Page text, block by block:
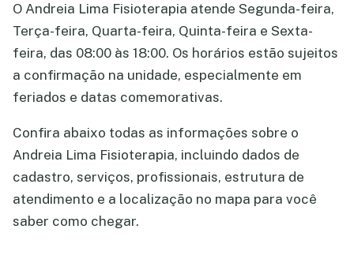
O Andreia Lima Fisioterapia atende Segunda-feira,
Terça-feira, Quarta-feira, Quinta-feira e Sexta-
feira, das 08:00 às 18:00. Os horários estão sujeitos
a confirmação na unidade, especialmente em
feriados e datas comemorativas.
Confira abaixo todas as informações sobre o
Andreia Lima Fisioterapia, incluindo dados de
cadastro, serviços, profissionais, estrutura de
atendimento e a localização no mapa para você
saber como chegar.